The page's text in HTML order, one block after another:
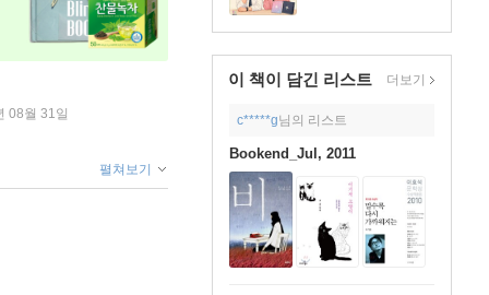
이 책이 담긴 리스트 더보기
c*****g님의 리스트
Bookend_Jul, 2011
08월 31일
펼쳐보기